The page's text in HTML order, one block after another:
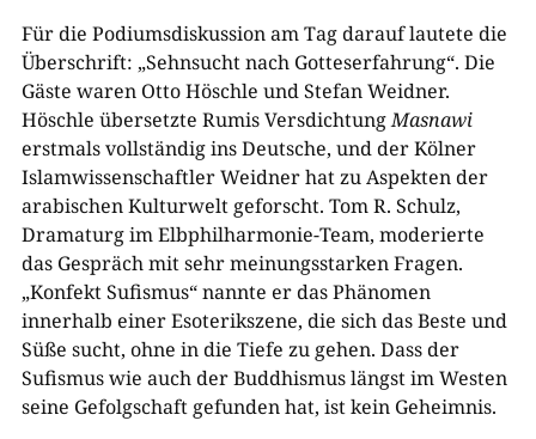
Für die Podiumsdiskussion am Tag darauf lautete die
Überschrift: „Sehnsucht nach Gotteserfahrung“. Die
Gäste waren Otto Höschle und Stefan Weidner.
Höschle übersetzte Rumis VersdichtungMasnawi
erstmals vollständig ins Deutsche, und der Kölner
Islamwissenschaftler Weidner hat zu Aspekten der
arabischen Kulturwelt geforscht. Tom R. Schulz,
Dramaturg im Elbphilharmonie-Team, moderierte
das Gespräch mit sehr meinungsstarken Fragen.
„Konfekt Sufismus“ nannte er das Phänomen
innerhalb einer Esoterikszene, die sich das Beste und
Süße sucht, ohne in die Tiefe zu gehen. Dass der
Sufismus wie auch der Buddhismus längst im Westen
seine Gefolgschaft gefunden hat, ist kein Geheimnis.